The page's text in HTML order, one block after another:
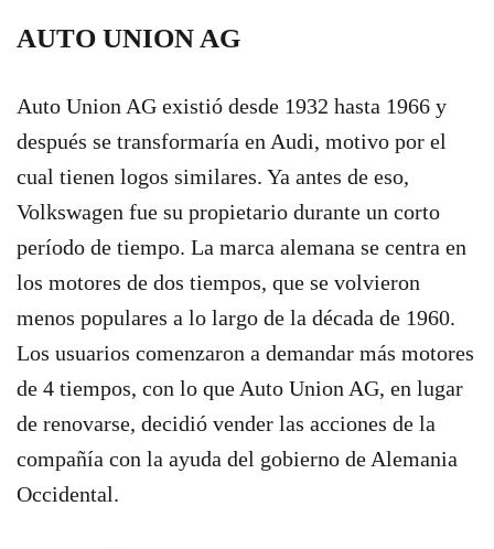
AUTO UNION AG
Auto Union AG existió desde 1932 hasta 1966 y
después se transformaría en Audi, motivo por el
cual tienen logos similares. Ya antes de eso,
Volkswagen fue su propietario durante un corto
período de tiempo. La marca alemana se centra en
los motores de dos tiempos, que se volvieron
menos populares a lo largo de la década de 1960.
Los usuarios comenzaron a demandar más motores
de 4 tiempos, con lo que Auto Union AG, en lugar
de renovarse, decidió vender las acciones de la
compañía con la ayuda del gobierno de Alemania
Occidental.